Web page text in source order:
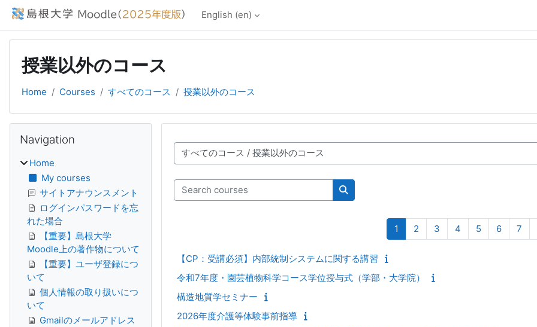
Skip to main content
English ‎(en)‎
授業以外のコース
Home Courses すべてのコース 授業以外のコース
Course categories
Search courses
Search courses
1 Page 1
2 Page 2
3 Page 3
4 Page 4
5 Page 5
6Page 6
7
【CP：受講必須】内部統制システムに関する講習
令和7年度・園芸植物科学コース学位授与式（学部・大学院）
構造地質学セミナー
2026年度介護等体験事前指導
Blocks
Navigation
Home
My courses
サイトアナウンスメント
ログインパスワードを忘
れた場合
【重要】島根大学
Moodle上の著作物について
【重要】ユーザ登録につ
いて
個人情報の取り扱いにつ
いて
Gmailのメールアドレス